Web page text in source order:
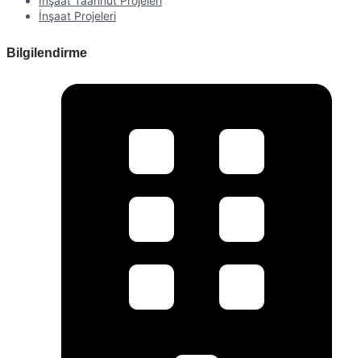
İnşaat Projeleri
Bilgilendirme